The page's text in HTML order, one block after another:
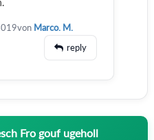
von Marco. M.
reply
Fro gouf ugeholl